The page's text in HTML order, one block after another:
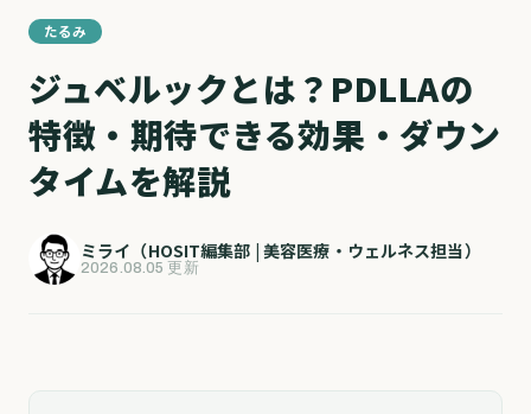
たるみ
ジュベルックとは？PDLLAの
特徴・期待できる効果・ダウン
タイムを解説
ミライ（HOSIT編集部 | 美容医療・ウェルネス担当）
2026.08.05 更新